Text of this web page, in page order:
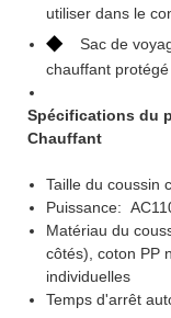
utiliser dans le
◆
Sac de
chauffant
Spécifications du
Chauffant
Taille du coussin
Puissance:
Matériau du
côtés), coton PP
individuelles
Temps d'arrêt